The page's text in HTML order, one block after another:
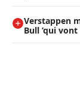
Verstappen
Bull ’qui